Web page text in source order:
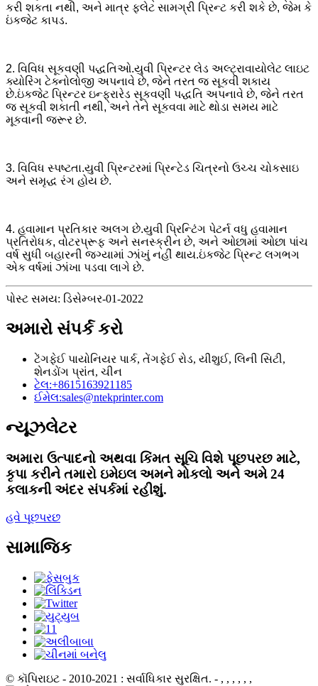
કરી શકતા નથી, અને માત્ર ફ્લેટ સામગ્રી પ્રિન્ટ કરી શકે છે, જેમ કે
ઇંકજેટ કાપડ.
2. વિવિધ સૂકવણી પદ્ધતિઓ.યુવી પ્રિન્ટર લેડ અલ્ટ્રાવાયોલેટ લાઇટ
ક્યોરિંગ ટેક્નોલોજી અપનાવે છે, જેને તરત જ સૂકવી શકાય
છે.ઇંકજેટ પ્રિન્ટર ઇન્ફ્રારેડ સૂકવણી પદ્ધતિ અપનાવે છે, જેને તરત
જ સૂકવી શકાતી નથી, અને તેને સૂકવવા માટે થોડા સમય માટે
મૂકવાની જરૂર છે.
3. વિવિધ સ્પષ્ટતા.યુવી પ્રિન્ટરમાં પ્રિન્ટેડ ચિત્રનો ઉચ્ચ ચોકસાઇ
અને સમૃદ્ધ રંગ હોય છે.
4. હવામાન પ્રતિકાર અલગ છે.યુવી પ્રિન્ટિંગ પેટર્ન વધુ હવામાન
પ્રતિરોધક, વોટરપ્રૂફ અને સનસ્ક્રીન છે, અને ઓછામાં ઓછા પાંચ
વર્ષ સુધી બહારની જગ્યામાં ઝાંખું નહીં થાય.ઇંકજેટ પ્રિન્ટ લગભગ
એક વર્ષમાં ઝાંખા પડવા લાગે છે.
પોસ્ટ સમય: ડિસેમ્બર-01-2022
અમારો સંપર્ક કરો
ટેંગફેઈ પાયોનિયર પાર્ક, તેંગફેઈ રોડ, યીશુઈ, લિની સિટી,
શેનડોંગ પ્રાંત, ચીન
ટેલ:+8615163921185
ઈમેલ:sales@ntekprinter.com
ન્યૂઝલેટર
અમારા ઉત્પાદનો અથવા કિંમત સૂચિ વિશે પૂછપરછ માટે,
કૃપા કરીને તમારો ઇમેઇલ અમને મોકલો અને અમે 24
કલાકની અંદર સંપર્કમાં રહીશું.
હવે પૂછપરછ
સામાજિક
© કૉપિરાઇટ - 2010-2021 : સર્વાધિકાર સુરક્ષિત. - , , , , , ,